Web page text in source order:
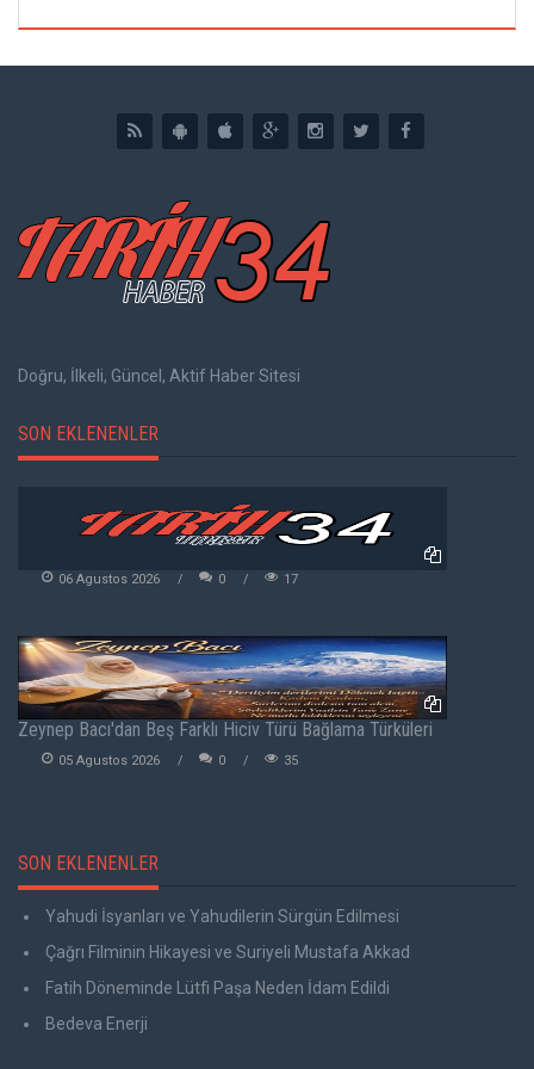
Doğru, İlkeli, Güncel, Aktif Haber Sitesi
SON EKLENENLER
06 Agustos 2026 0 17
Zeynep Bacı'dan Beş Farklı Hiciv Türü Bağlama Türküleri
05 Agustos 2026 0 35
SON EKLENENLER
Yahudi İsyanları ve Yahudilerin Sürgün Edilmesi
Çağrı Filminin Hikayesi ve Suriyeli Mustafa Akkad
Fatih Döneminde Lütfi Paşa Neden İdam Edildi
Bedeva Enerji